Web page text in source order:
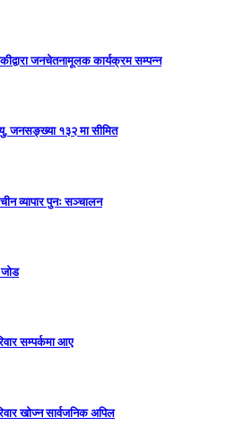
जनचेतनामूलक कार्यक्रम सम्पन्न
जनसङ्ख्या १३२ मा सीमित
व्यापार पुनः सञ्चालन
जोड
सम्पर्कमा आए
खोज्न सार्वजनिक अपिल